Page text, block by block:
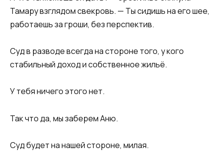
Тамару взглядом свекровь. — Ты сидишь на его шее,
работаешь за гроши, без перспектив.
Суд в разводе всегда на стороне того, у кого
стабильный доход и собственное жильё.
У тебя ничего этого нет.
Так что да, мы заберем Аню.
Суд будет на нашей стороне, милая.